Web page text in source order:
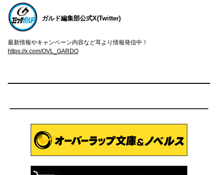
ガルド編集部公式X(Twitter)
最新情報やキャンペーン内容など耳より情報発信中！
https://x.com/OVL_GARDO